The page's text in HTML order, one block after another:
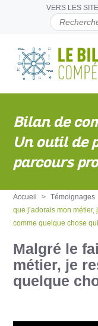
VERS LES
C
E
C
H
A
R
Bilan de
Un outil de
parcours
Accueil Témoignages
que j’adorais mon métier,
comme quelque chose
Malgré le
métier, je
quelque